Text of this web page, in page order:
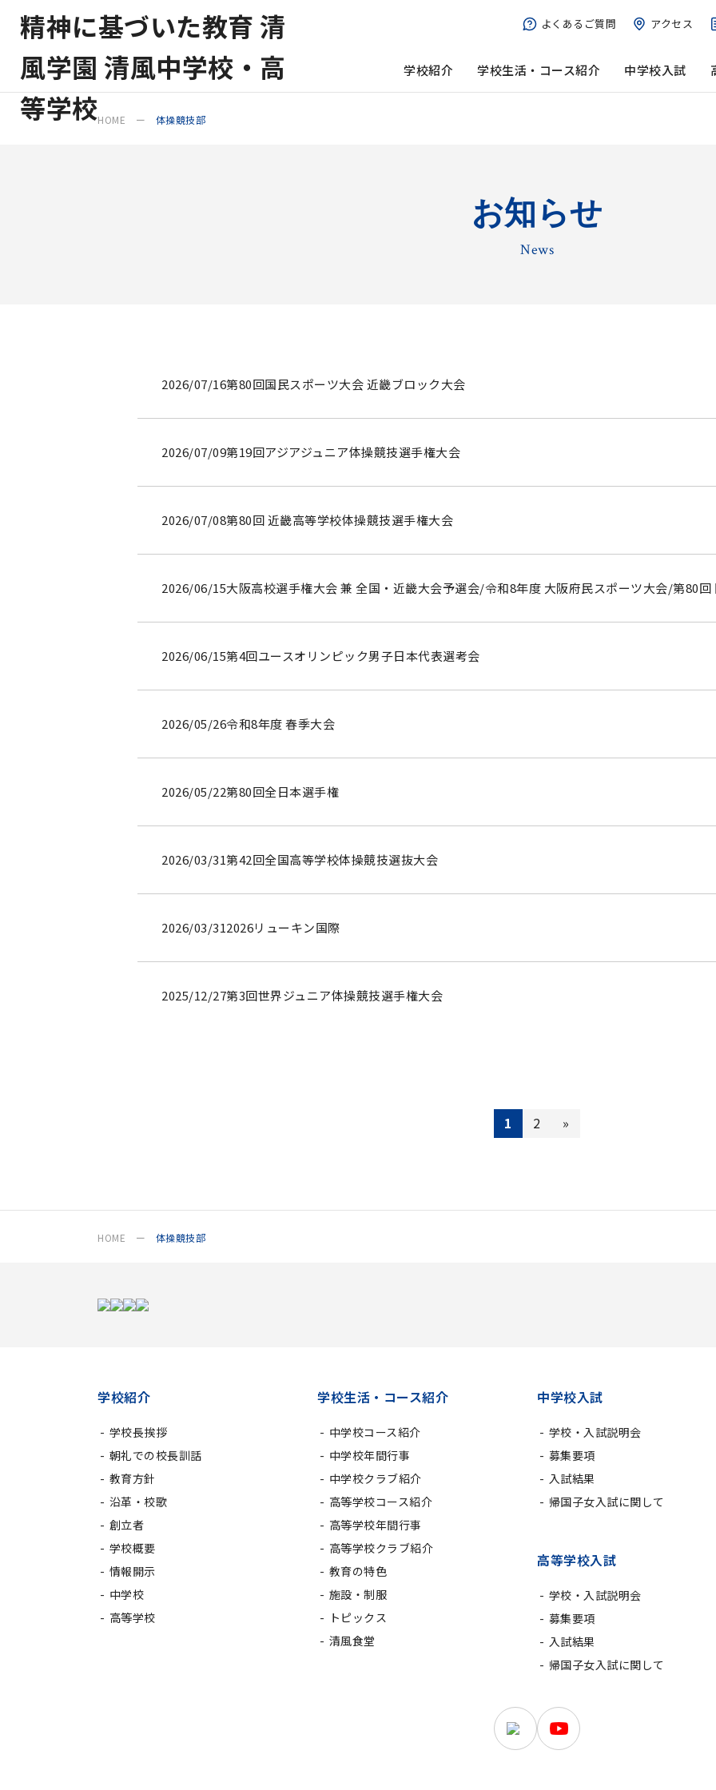
よくあるご質問 アクセス
学校紹介 学校生活・コース紹介 中学校入試
HOME 体操競技部
お知らせ
News
2026/07/16第80回国民スポーツ大会 近畿ブロック大会
2026/07/09第19回アジアジュニア体操競技選手権大会
2026/07/08第80回 近畿高等学校体操競技選手権大会
2026/06/15大阪高校選手権大会 兼 全国・近畿大会予選会/令和8年度 大阪府民スポーツ大会/第80
2026/06/15第4回ユースオリンピック男子日本代表選考会
2026/05/26令和8年度 春季大会
2026/05/22第80回全日本選手権
2026/03/31第42回全国高等学校体操競技選抜大会
2026/03/312026リューキン国際
2025/12/27第3回世界ジュニア体操競技選手権大会
1 2 »
HOME 体操競技部
学校紹介
学校長挨拶
朝礼での校長訓話
教育方針
沿革・校歌
創立者
学校概要
情報開示
中学校
高等学校
学校生活・コース紹介
中学校コース紹介
中学校年間行事
中学校クラブ紹介
高等学校コース紹介
高等学校年間行事
高等学校クラブ紹介
教育の特色
施設・制服
トピックス
清風食堂
中学校入試
学校・入試説明会
募集要項
入試結果
帰国子女入試に関して
高等学校入試
学校・入試説明会
募集要項
入試結果
帰国子女入試に関して